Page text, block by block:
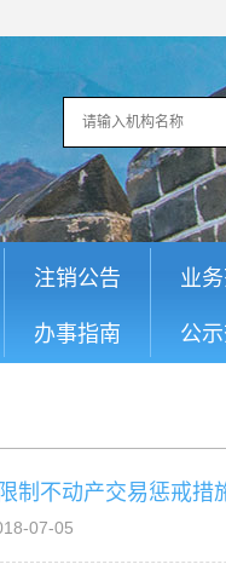
注销公告
办事指南
业
公
制不动产交易惩戒措
07-05